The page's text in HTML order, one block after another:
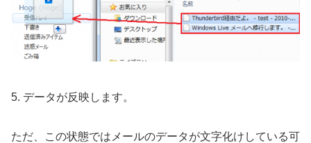
5. データが反映します。
ただ、この状態ではメールのデータが文字化けしている可